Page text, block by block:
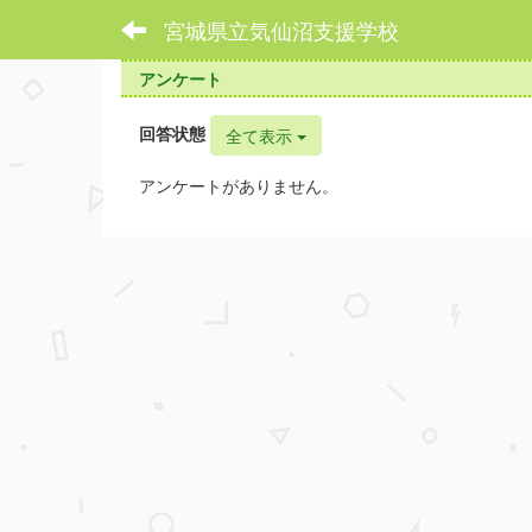
宮城県立気仙沼支援学校
アンケート
回答状態 全て表示
アンケートがありません。